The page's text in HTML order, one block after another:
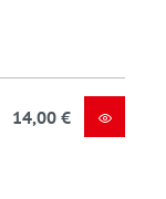
14,00 €